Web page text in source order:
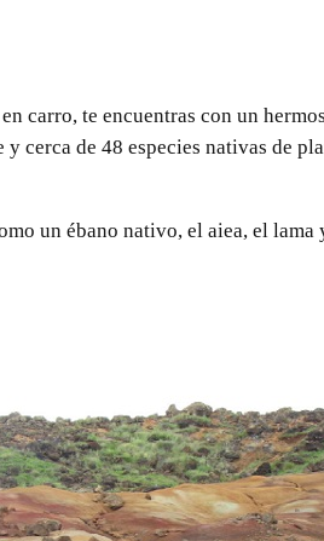
carro, te encuentras con un
cerca de 48 especies nativas de
un ébano nativo, el aiea, el